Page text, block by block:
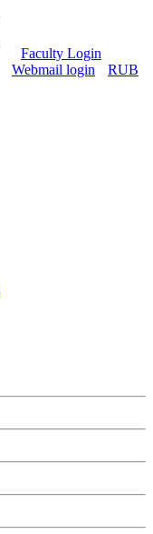
Faculty Login
Webmail login
RUB